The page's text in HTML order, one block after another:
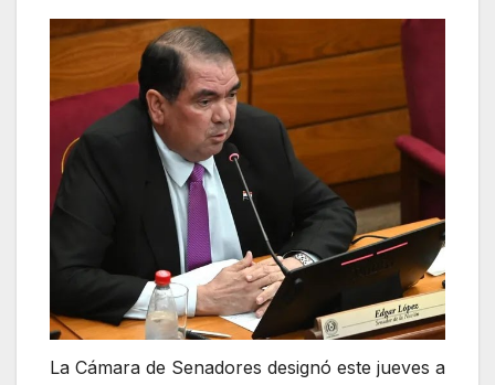
La Cámara de Senadores designó este jueves a